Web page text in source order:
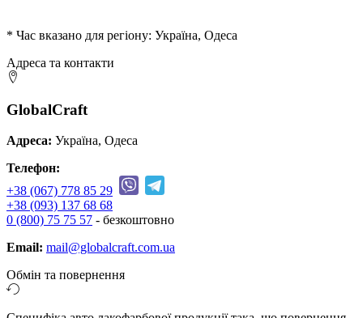
* Час вказано для регіону: Україна, Одеса
Адреса та контакти
GlobalCraft
Адреса: Україна, Одеса
Телефон:
+38 (067) 778 85 29
+38 (093) 137 68 68
0 (800) 75 75 57 - безкоштовно
Email: mail@globalcraft.com.ua
Обмін та повернення